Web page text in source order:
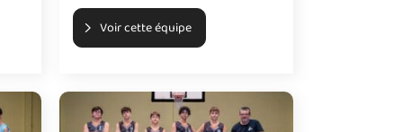
Voir cette équipe